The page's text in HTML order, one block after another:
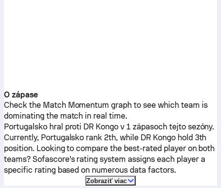
O zápase
Check the Match Momentum graph to see which team is
dominating the match in real time.
Portugalskohral proti DR Kongo v 1 zápasoch tejto sezóny.
Currently, Portugalsko rank 2th, while DR Kongohold 3th
position. Looking to compare the best-rated player on both
teams? Sofascore's rating system assigns each player a
specific rating based on numerous data factors.
Zobraziť viac